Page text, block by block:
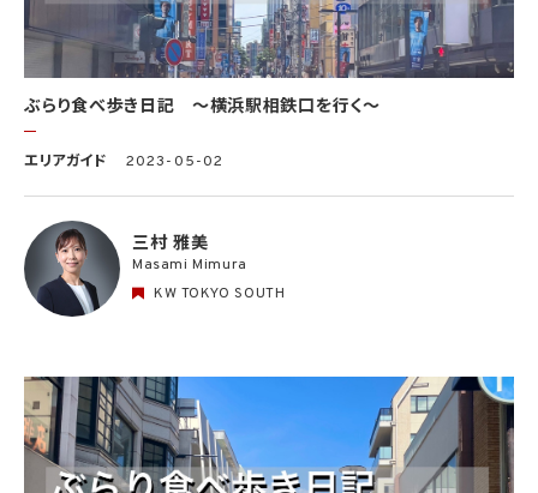
ぶらり食べ歩き日記 〜横浜駅相鉄口を行く〜
エリアガイド 2023-05-02
三村 雅美
Masami Mimura
KW TOKYO SOUTH